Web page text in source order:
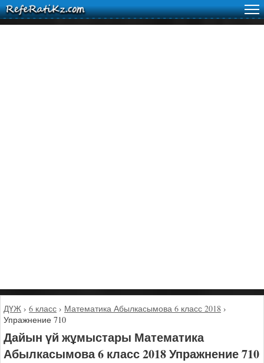
ДҮЖ › 6 класс › Математика Абылкасымова 6 класс 2018 ›
Упражнение 710
Дайын үй жұмыстары Математика
Абылкасымова 6 класс 2018 Упражнение 710